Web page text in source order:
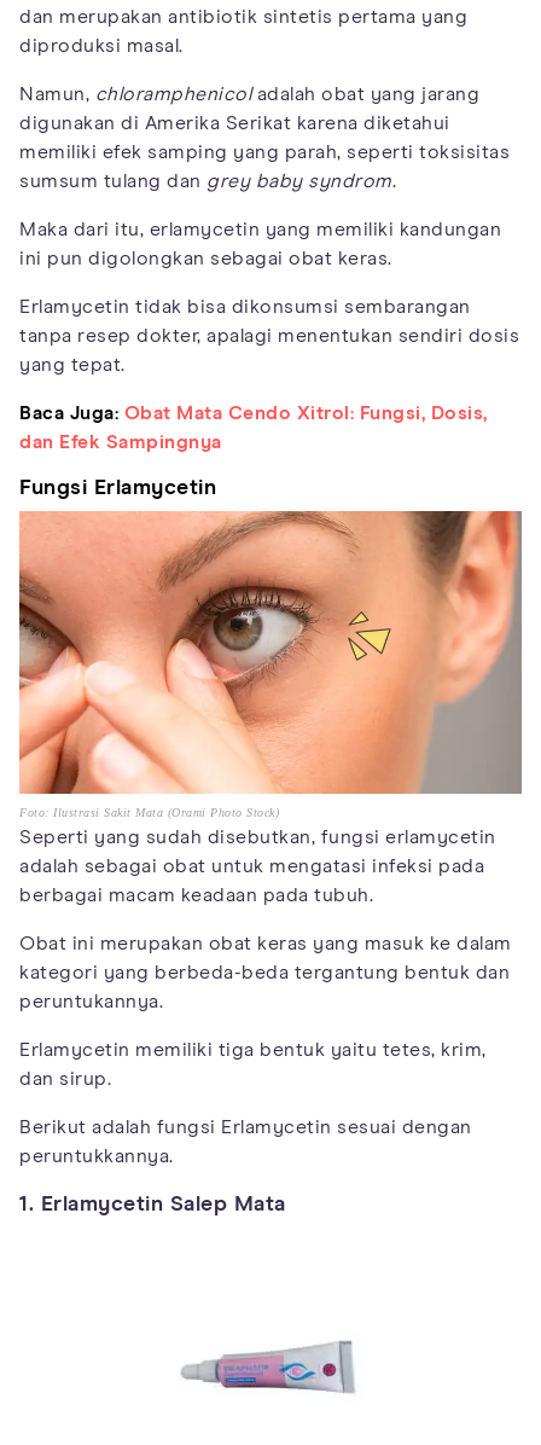
dan merupakan antibiotik sintetis pertama yang
diproduksi masal.
Namun, chloramphenicoladalah obat yang jarang
digunakan di Amerika Serikat karena diketahui
memiliki efek samping yang parah, seperti toksisitas
sumsum tulang dan grey baby syndrom.
Maka dari itu, erlamycetin yang memiliki kandungan
ini pun digolongkan sebagai obat keras.
Erlamycetin tidak bisa dikonsumsi sembarangan
tanpa resep dokter, apalagi menentukan sendiri dosis
yang tepat.
Baca Juga: Obat Mata Cendo Xitrol: Fungsi, Dosis,
dan Efek Sampingnya
Fungsi Erlamycetin
Foto: Ilustrasi Sakit Mata (Orami Photo Stock)
Seperti yang sudah disebutkan, fungsi erlamycetin
adalah sebagai obat untuk mengatasi infeksi pada
berbagai macam keadaan pada tubuh.
Obat ini merupakan obat keras yang masuk ke dalam
kategori yang berbeda-beda tergantung bentuk dan
peruntukannya.
Erlamycetin memiliki tiga bentuk yaitu tetes, krim,
dan sirup.
Berikut adalah fungsi Erlamycetin sesuai dengan
peruntukkannya.
1. Erlamycetin Salep Mata